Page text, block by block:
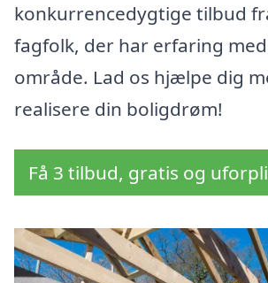
konkurrencedygtige tilbud
fagfolk, der har erfaring
område. Lad os hjælpe dig
realisere din boligdrøm!
Få 3 tilbud, gratis og